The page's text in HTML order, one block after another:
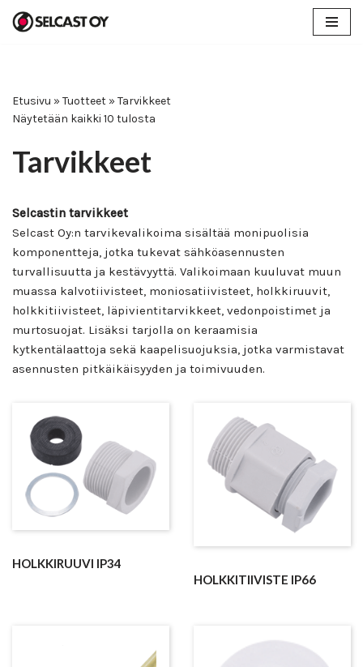
Etusivu » Tuotteet » Tarvikkeet
Näytetään kaikki 10 tulosta
Tarvikkeet
Selcastin tarvikkeet
Selcast Oy:n tarvikevalikoima sisältää monipuolisia
komponentteja, jotka tukevat sähköasennusten
turvallisuutta ja kestävyyttä. Valikoimaan kuuluvat muun
muassa kalvotiivisteet, moniosatiivisteet, holkkiruuvit,
holkkitiivisteet, läpivientitarvikkeet, vedonpoistimet ja
murtosuojat. Lisäksi tarjolla on keraamisia
kytkentälaattoja sekä kaapelisuojuksia, jotka varmistavat
asennusten pitkäikäisyyden ja toimivuuden.
HOLKKIRUUVI IP34
HOLKKITIIVISTE IP66